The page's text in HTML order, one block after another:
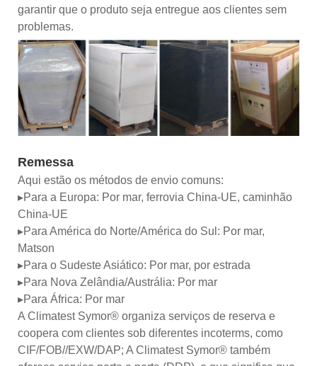
garantir que o produto seja entregue aos clientes sem
problemas.
Remessa
Aqui estão os métodos de envio comuns:
▸Para a Europa: Por mar, ferrovia China-UE, caminhão
China-UE
▸Para América do Norte/América do Sul: Por mar,
Matson
▸Para o Sudeste Asiático: Por mar, por estrada
▸Para Nova Zelândia/Austrália: Por mar
▸Para África: Por mar
A Climatest Symor® organiza serviços de reserva e
coopera com clientes sob diferentes incoterms, como
CIF/FOB//EXW/DAP; A Climatest Symor® também